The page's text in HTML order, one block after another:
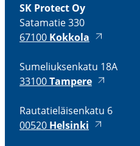
SK Protect Oy
Satamatie 330
67100 Kokkola
Sumeliuk­senkatu 18A
33100Tampere
Rauta­tie­läi­senkatu 6
00520 Helsinki